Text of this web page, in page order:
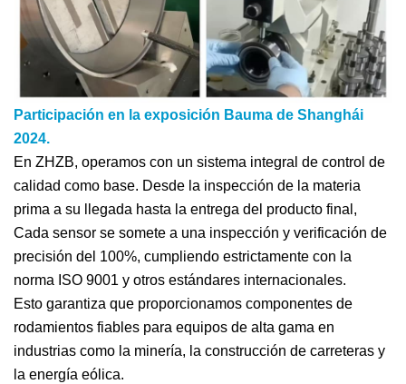
Participación en la exposición Bauma de Shanghái
2024.
En ZHZB, operamos con un sistema integral de control de
calidad como base. Desde la inspección de la materia
prima a su llegada hasta la entrega del producto final,
Cada sensor se somete a una inspección y verificación de
precisión del 100%, cumpliendo estrictamente con la
norma ISO 9001 y otros estándares internacionales.
Esto garantiza que proporcionamos componentes de
rodamientos fiables para equipos de alta gama en
industrias como la minería, la construcción de carreteras y
la energía eólica.